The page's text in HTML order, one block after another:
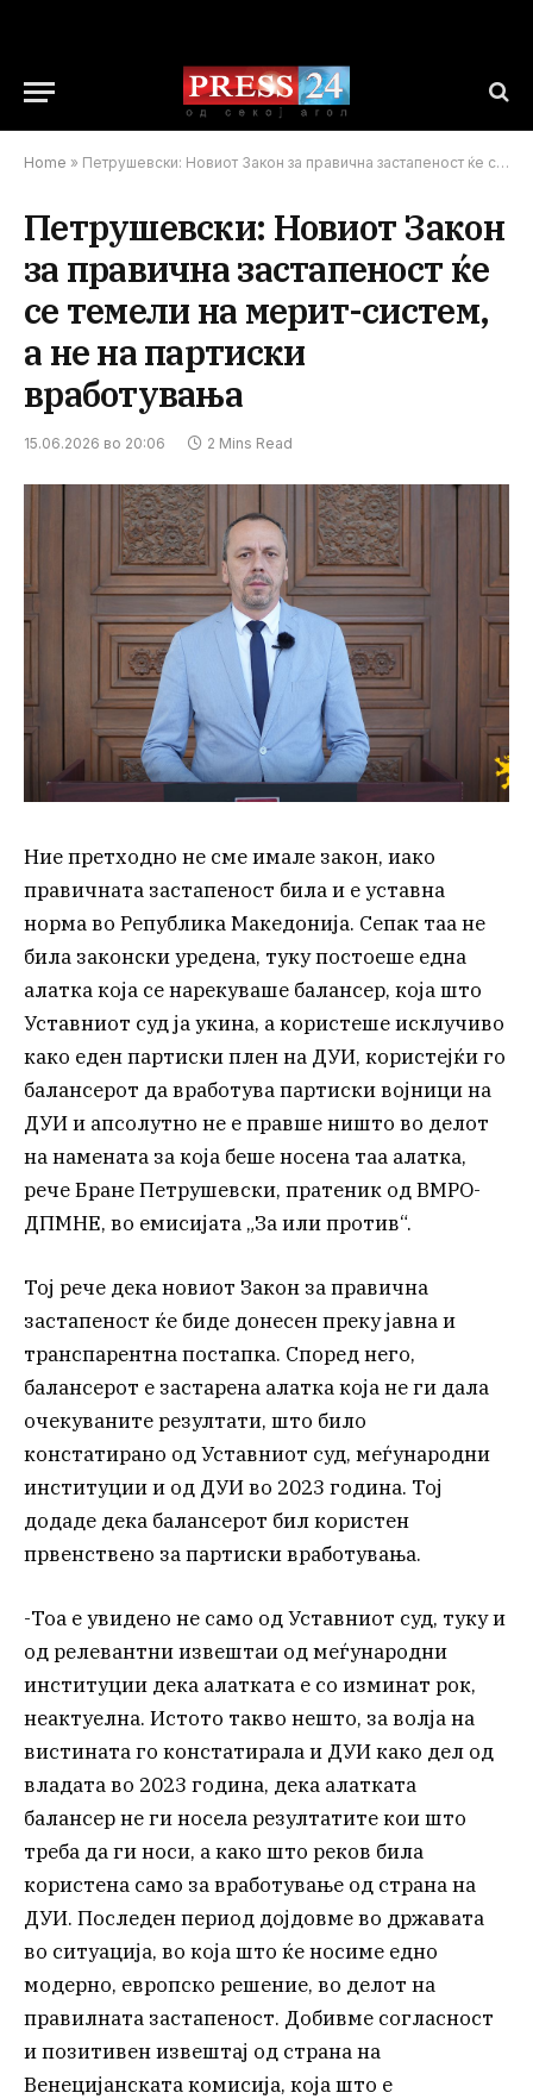
Home » Петрушевски: Новиот Закон за правична застапеност ќе се темели на мерит-систем, а не на партиски вработувања
Петрушевски: Новиот Закон
за правична застапеност ќе
се темели на мерит-систем,
а не на партиски
вработувања
15.06.2026 во 20:06 2 Mins Read
Ние претходно не сме имале закон, иако
правичната застапеност била и е уставна
норма во Република Македонија. Сепак таа не
била законски уредена, туку постоеше една
алатка која се нарекуваше балансер, која што
Уставниот суд ја укина, а користеше исклучиво
како еден партиски плен на ДУИ, користејќи го
балансерот да вработува партиски војници на
ДУИ и апсолутно не е правше ништо во делот
на намената за која беше носена таа алатка,
рече Бране Петрушевски, пратеник од ВМРО-
ДПМНЕ, во емисијата „За или против“.
Тој рече дека новиот Закон за правична
застапеност ќе биде донесен преку јавна и
транспарентна постапка. Според него,
балансерот е застарена алатка која не ги дала
очекуваните резултати, што било
констатирано од Уставниот суд, меѓународни
институции и од ДУИ во 2023 година. Тој
додаде дека балансерот бил користен
првенствено за партиски вработувања.
-Тоа е увидено не само од Уставниот суд, туку и
од релевантни извештаи од меѓународни
институции дека алатката е со изминат рок,
неактуелна. Истото такво нешто, за волја на
вистината го констатирала и ДУИ како дел од
владата во 2023 година, дека алатката
балансер не ги носела резултатите кои што
треба да ги носи, а како што реков била
користена само за вработување од страна на
ДУИ. Последен период дојдовме во државата
во ситуација, во која што ќе носиме едно
модерно, европско решение, во делот на
правилната застапеност. Добивме согласност
и позитивен извештај од страна на
Венецијанската комисија, која што е